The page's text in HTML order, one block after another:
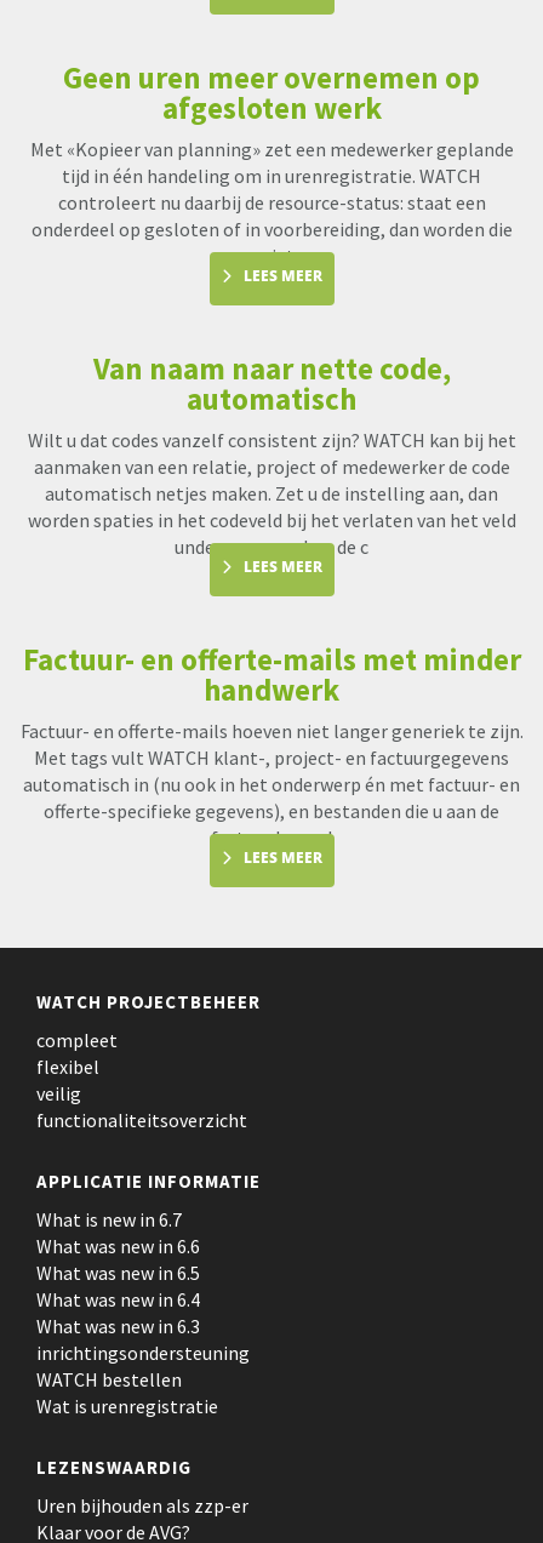
Geen uren meer overnemen op
afgesloten werk
Met «Kopieer van planning» zet een medewerker geplande
tijd in één handeling om in urenregistratie. WATCH
controleert nu daarbij de resource-status: staat een
onderdeel op gesloten of in voorbereiding, dan worden die
uren niet me
LEES MEER
Van naam naar nette code,
automatisch
Wilt u dat codes vanzelf consistent zijn? WATCH kan bij het
aanmaken van een relatie, project of medewerker de code
automatisch netjes maken. Zet u de instelling aan, dan
worden spaties in het codeveld bij het verlaten van het veld
underscores en kan de c
LEES MEER
Factuur- en offerte-mails met minder
handwerk
Factuur- en offerte-mails hoeven niet langer generiek te zijn.
Met tags vult WATCH klant-, project- en factuurgegevens
automatisch in (nu ook in het onderwerp én met factuur- en
offerte-specifieke gegevens), en bestanden die u aan de
factuur koppel
LEES MEER
WATCH PROJECTBEHEER
compleet
flexibel
veilig
functionaliteitsoverzicht
APPLICATIE INFORMATIE
What is new in 6.7
What was new in 6.6
What was new in 6.5
What was new in 6.4
What was new in 6.3
inrichtingsondersteuning
WATCH bestellen
Wat is urenregistratie
LEZENSWAARDIG
Uren bijhouden als zzp-er
Klaar voor de AVG?